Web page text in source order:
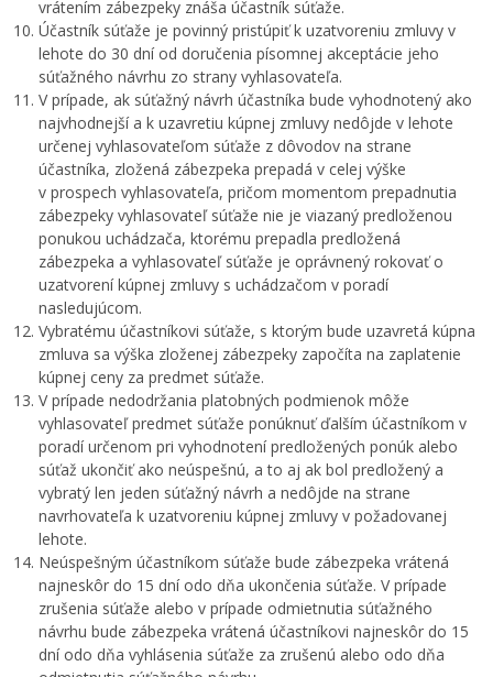
vrátením zábezpeky znáša účastník súťaže.
Účastník súťaže je povinný pristúpiť k uzatvoreniu zmluvy v
lehote do 30 dní od doručenia písomnej akceptácie jeho
súťažného návrhu zo strany vyhlasovateľa.
V prípade, ak súťažný návrh účastníka bude vyhodnotený ako
najvhodnejší a k uzavretiu kúpnej zmluvy nedôjde v lehote
určenej vyhlasovateľom súťaže z dôvodov na strane
účastníka, zložená zábezpeka prepadá v celej výške
v prospech vyhlasovateľa, pričom momentom prepadnutia
zábezpeky vyhlasovateľ súťaže nie je viazaný predloženou
ponukou uchádzača, ktorému prepadla predložená
zábezpeka a vyhlasovateľ súťaže je oprávnený rokovať o
uzatvorení kúpnej zmluvy s uchádzačom v poradí
nasledujúcom.
Vybratému účastníkovi súťaže, s ktorým bude uzavretá kúpna
zmluva sa výška zloženej zábezpeky započíta na zaplatenie
kúpnej ceny za predmet súťaže.
V prípade nedodržania platobných podmienok môže
vyhlasovateľ predmet súťaže ponúknuť ďalším účastníkom v
poradí určenom pri vyhodnotení predložených ponúk alebo
súťaž ukončiť ako neúspešnú, a to aj ak bol predložený a
vybratý len jeden súťažný návrh a nedôjde na strane
navrhovateľa k uzatvoreniu kúpnej zmluvy v požadovanej
lehote.
Neúspešným účastníkom súťaže bude zábezpeka vrátená
najneskôr do 15 dní odo dňa ukončenia súťaže. V prípade
zrušenia súťaže alebo v prípade odmietnutia súťažného
návrhu bude zábezpeka vrátená účastníkovi najneskôr do 15
dní odo dňa vyhlásenia súťaže za zrušenú alebo odo dňa